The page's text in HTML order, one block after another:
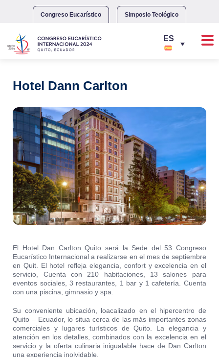
Congreso Eucarístico Simposio Teológico
Hotel Dann Carlton
El Hotel Dan Carlton Quito será la Sede del 53 Congreso
Eucarístico Internacional a realizarse en el mes de septiembre
en Quit. El hotel refleja elegancia, confort y excelencia en el
servicio, Cuenta con 210 habitaciones, 13 salones para
eventos sociales, 3 restaurantes, 1 bar y 1 cafetería. Cuenta
con una piscina, gimnasio y spa.
Su conveniente ubicación, loacalizado en el hipercentro de
Quito – Ecuador, lo situa cerca de las más importantes zonas
comerciales y lugares turísticos de Quito. La elegancia y
atención en los detalles, combinados con la excelencia en el
servicio y la oferta culinaria inigualable hace de Dan Carlton
una experiencia inolvidable.